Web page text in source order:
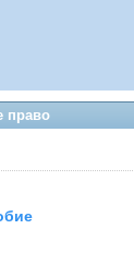
право